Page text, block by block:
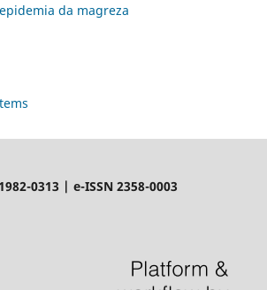
da magreza
0313 | e-ISSN 2358-0003